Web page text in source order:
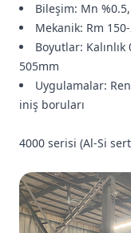
Bileşim: Mn
Mekanik: Rm
Boyutlar:
505mm
Uygulamalar:
iniş boruları
4000 serisi (Al-Si